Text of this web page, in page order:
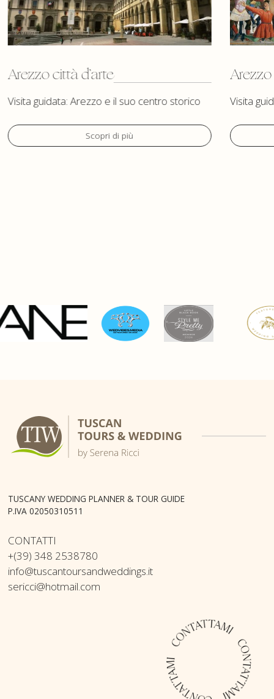
Arezzo città d’arte
Visita guidata: Arezzo e il suo centro storico
Scopri di più
Visita
TUSCANY WEDDING PLANNER & TOUR GUIDE
P.IVA 02050310511
CONTATTI
+(39) 348 2538780
info@tuscantoursandweddings.it
sericci@hotmail.com